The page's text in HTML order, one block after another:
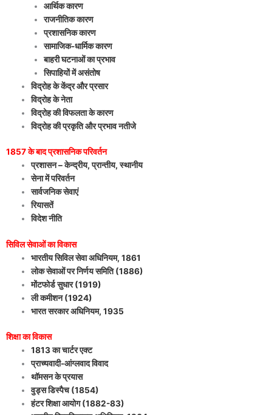
आर्थिक कारण
राजनीतिक कारण
प्रशासनिक कारण
सामाजिक-धार्मिक कारण
बाहरी घटनाओं का प्रभाव
सिपाहियों में असंतोष
विद्रोह के केंद्र और प्रसार
विद्रोह के नेता
विद्रोह की विफलता के कारण
विद्रोह की प्रकृति और प्रभावनतीजे
1857 के बाद प्रशासनिक परिवर्तन
प्रशासन – केन्द्रीय, प्रान्तीय, स्थानीय
सेना में परिवर्तन
सार्वजनिक सेवाएं
रियासतें
विदेश नीति
सिविल सेवाओं का विकास
भारतीय सिविल सेवा अधिनियम, 1861
लोक सेवाओं पर निर्णय समिति (1886)
मोंटफोर्ड सुधार (1919)
ली कमीशन (1924)
भारत सरकार अधिनियम, 1935
शिक्षा का विकास
1813 का चार्टर एक्ट
प्राच्यवादी-आंग्लवाद विवाद
थॉमसन के प्रयास
वुड्स डिस्पैच (1854)
हंटर शिक्षा आयोग (1882-83)